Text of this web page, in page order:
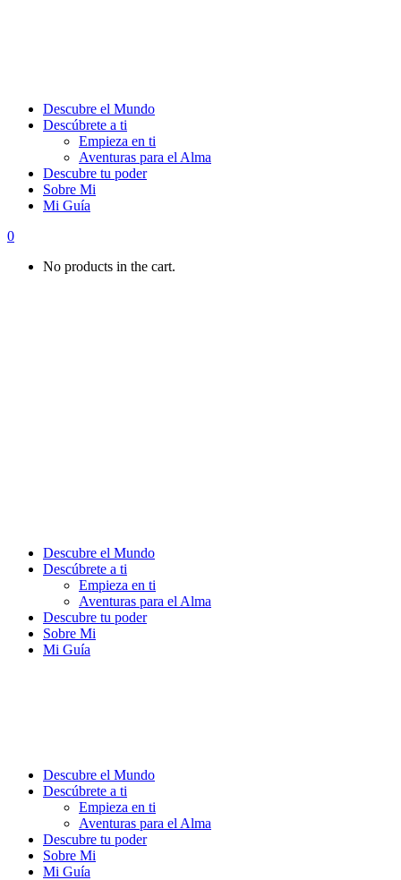
Descubre el Mundo
Descúbrete a ti
Empieza en ti
Aventuras para el Alma
Descubre tu poder
Sobre Mi
Mi Guía
0
No products in the cart.
Descubre el Mundo
Descúbrete a ti
Empieza en ti
Aventuras para el Alma
Descubre tu poder
Sobre Mi
Mi Guía
Descubre el Mundo
Descúbrete a ti
Empieza en ti
Aventuras para el Alma
Descubre tu poder
Sobre Mi
Mi Guía